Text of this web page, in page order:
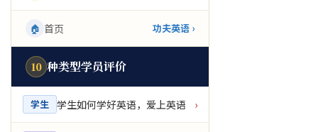
🏠 首页 功夫英语 ›
10 种类型学员评价
学生 学生如何学好英语，爱上英语 ›